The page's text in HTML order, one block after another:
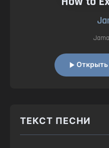
Открыть
ТЕКСТ ПЕСНИ